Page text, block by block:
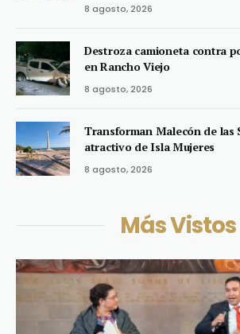
8 agosto, 2026
Destroza camioneta contra
en Rancho Viejo
8 agosto, 2026
Transforman Malecón de las
atractivo de Isla Mujeres
8 agosto, 2026
Más Vistos